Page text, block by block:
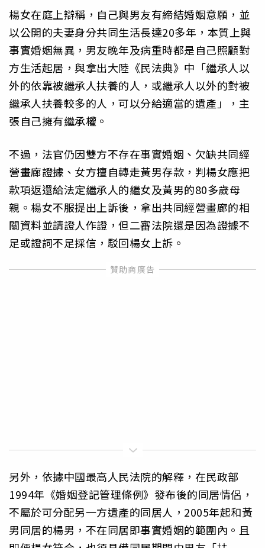
楊女在庭上辯稱，自己與男友有締結婚姻意願，並
以公開的夫妻身分共同生活長達20多年，本質上與
事實婚姻無異，男友晚年及病重時都是自己照顧對
方生活起居，與拿出大陸《民法典》中「繼承人以
外的依靠被繼承人扶養的人，或繼承人以外的對被
繼承人扶養較多的人，可以分給適當的遺產」，主
張自己擁有繼承權。
不過，法官仍因雙方不存在事實婚姻、欠缺共同經
營畫廊證據、女方擅自轉走黃男存款，判楊女應把
款項返還給法定繼承人的繼女及黃男的80多歲母
親。楊女不服提出上訴後，拿出共同經營畫廊的相
關資料並請證人作證，但二審法院還是因為證據不
足或證詞不足採信，駁回楊女上訴。
另外，依據中國最高人民法院的解釋，在民政部
1994年《婚姻登記管理條例》發布後的同居情侶，
不屬於可分配另一方遺產的同居人，2005年起和黃
男同居的楊男，不在同居即事實婚姻的範圍內。且